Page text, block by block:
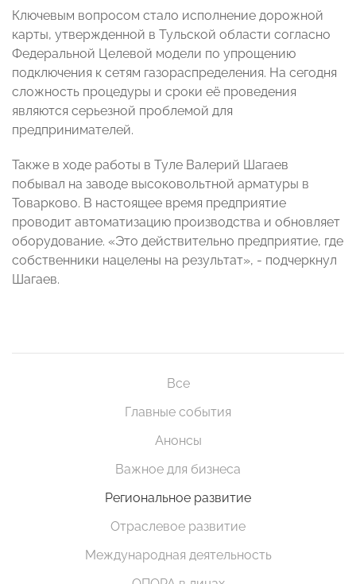
Ключевым вопросом стало исполнение дорожной
карты, утвержденной в Тульской области согласно
Федеральной Целевой модели по упрощению
подключения к сетям газораспределения. На сегодня
сложность процедуры и сроки её проведения
являются серьезной проблемой для
предпринимателей.
Также в ходе работы в Туле Валерий Шагаев
побывал на заводе высоковольтной арматуры в
Товарково. В настоящее время предприятие
проводит автоматизацию производства и обновляет
оборудование. «Это действительно предприятие, где
собственники нацелены на результат», - подчеркнул
Шагаев.
Все
Главные события
Анонсы
Важное для бизнеса
Региональное развитие
Отраслевое развитие
Международная деятельность